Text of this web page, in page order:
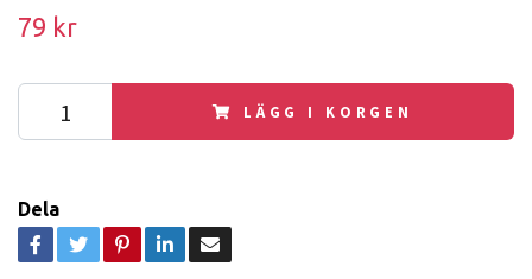
79 kr
LÄGG I KORGEN
Dela